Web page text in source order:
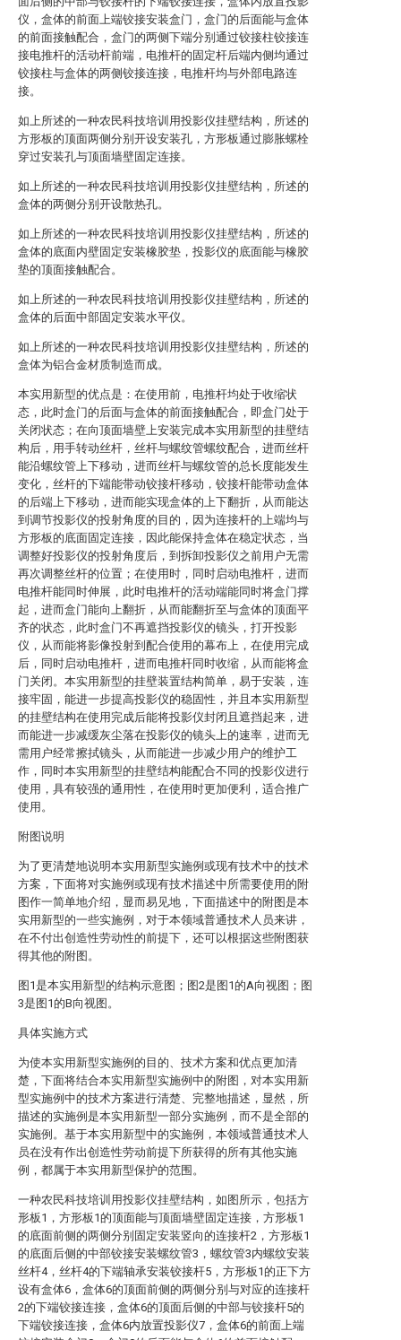
仪，盒体的前面上端铰接安装盒门，盒门的后面能与盒体
的前面接触配合，盒门的两侧下端分别通过铰接柱铰接连
接电推杆的活动杆前端，电推杆的固定杆后端内侧均通过
铰接柱与盒体的两侧铰接连接，电推杆均与外部电路连
接。
如上所述的一种农民科技培训用投影仪挂壁结构，所述的
方形板的顶面两侧分别开设安装孔，方形板通过膨胀螺栓
穿过安装孔与顶面墙壁固定连接。
如上所述的一种农民科技培训用投影仪挂壁结构，所述的
盒体的两侧分别开设散热孔。
如上所述的一种农民科技培训用投影仪挂壁结构，所述的
盒体的底面内壁固定安装橡胶垫，投影仪的底面能与橡胶
垫的顶面接触配合。
如上所述的一种农民科技培训用投影仪挂壁结构，所述的
盒体的后面中部固定安装水平仪。
如上所述的一种农民科技培训用投影仪挂壁结构，所述的
盒体为铝合金材质制造而成。
本实用新型的优点是：在使用前，电推杆均处于收缩状
态，此时盒门的后面与盒体的前面接触配合，即盒门处于
关闭状态；在向顶面墙壁上安装完成本实用新型的挂壁结
构后，用手转动丝杆，丝杆与螺纹管螺纹配合，进而丝杆
能沿螺纹管上下移动，进而丝杆与螺纹管的总长度能发生
变化，丝杆的下端能带动铰接杆移动，铰接杆能带动盒体
的后端上下移动，进而能实现盒体的上下翻折，从而能达
到调节投影仪的投射角度的目的，因为连接杆的上端均与
方形板的底面固定连接，因此能保持盒体在稳定状态，当
调整好投影仪的投射角度后，到拆卸投影仪之前用户无需
再次调整丝杆的位置；在使用时，同时启动电推杆，进而
电推杆能同时伸展，此时电推杆的活动端能同时将盒门撑
起，进而盒门能向上翻折，从而能翻折至与盒体的顶面平
齐的状态，此时盒门不再遮挡投影仪的镜头，打开投影
仪，从而能将影像投射到配合使用的幕布上，在使用完成
后，同时启动电推杆，进而电推杆同时收缩，从而能将盒
门关闭。本实用新型的挂壁装置结构简单，易于安装，连
接牢固，能进一步提高投影仪的稳固性，并且本实用新型
的挂壁结构在使用完成后能将投影仪封闭且遮挡起来，进
而能进一步减缓灰尘落在投影仪的镜头上的速率，进而无
需用户经常擦拭镜头，从而能进一步减少用户的维护工
作，同时本实用新型的挂壁结构能配合不同的投影仪进行
使用，具有较强的通用性，在使用时更加便利，适合推广
使用。
附图说明
为了更清楚地说明本实用新型实施例或现有技术中的技术
方案，下面将对实施例或现有技术描述中所需要使用的附
图作一简单地介绍，显而易见地，下面描述中的附图是本
实用新型的一些实施例，对于本领域普通技术人员来讲，
在不付出创造性劳动性的前提下，还可以根据这些附图获
得其他的附图。
图1是本实用新型的结构示意图；图2是图1的A向视图；图
3是图1的B向视图。
具体实施方式
为使本实用新型实施例的目的、技术方案和优点更加清
楚，下面将结合本实用新型实施例中的附图，对本实用新
型实施例中的技术方案进行清楚、完整地描述，显然，所
描述的实施例是本实用新型一部分实施例，而不是全部的
实施例。基于本实用新型中的实施例，本领域普通技术人
员在没有作出创造性劳动前提下所获得的所有其他实施
例，都属于本实用新型保护的范围。
一种农民科技培训用投影仪挂壁结构，如图所示，包括方
形板1，方形板1的顶面能与顶面墙壁固定连接，方形板1
的底面前侧的两侧分别固定安装竖向的连接杆2，方形板1
的底面后侧的中部铰接安装螺纹管3，螺纹管3内螺纹安装
丝杆4，丝杆4的下端轴承安装铰接杆5，方形板1的正下方
设有盒体6，盒体6的顶面前侧的两侧分别与对应的连接杆
2的下端铰接连接，盒体6的顶面后侧的中部与铰接杆5的
下端铰接连接，盒体6内放置投影仪7，盒体6的前面上端